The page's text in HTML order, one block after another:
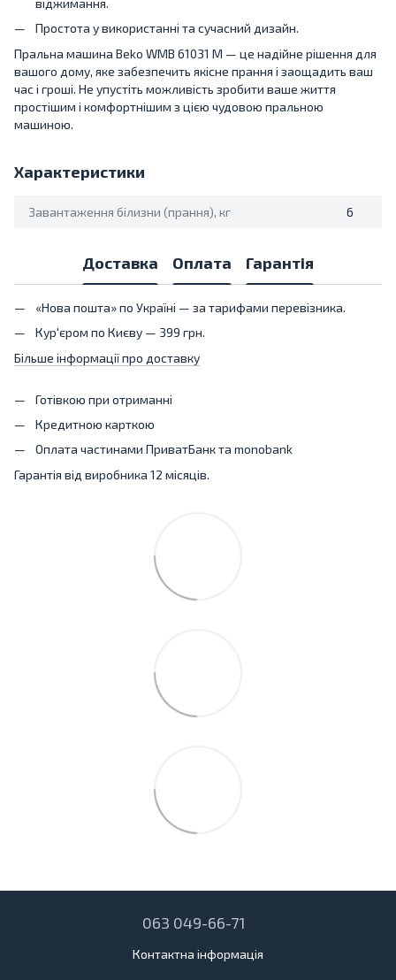
віджимання.
Простота у використанні та сучасний дизайн.
Пральна машина Beko WMB 61031 M — це надійне рішення для
вашого дому, яке забезпечить якісне прання і заощадить ваш
час і гроші. Не упустіть можливість зробити ваше життя
простішим і комфортнішим з цією чудовою пральною
машиною.
Характеристики
Завантаження білизни (прання), кг 6
Доставка Оплата Гарантія
«Нова пошта» по Україні — за тарифами перевізника.
Кур'єром по Києву — 399 грн.
Більше інформації про доставку
Готівкою при отриманні
Кредитною карткою
Оплата частинами ПриватБанк та monobank
Гарантія від виробника 12 місяців.
063 049-66-71
Контактна інформація